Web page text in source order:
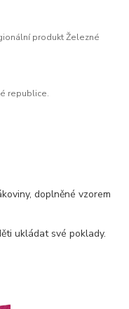
produkt Železné
republice.
doplněné vzorem
ukládat své poklady.